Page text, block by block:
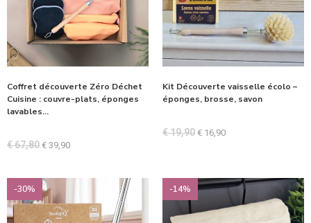
Coffret découverte Zéro Déchet
Cuisine : couvre-plats, éponges
lavables…
€67,80 € 39,90
Kit Découverte vaisselle écolo –
éponges, brosse, savon
€19,90 € 16,90
-30% -14%